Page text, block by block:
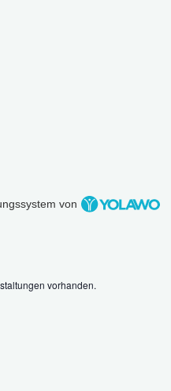
von
vorhanden.